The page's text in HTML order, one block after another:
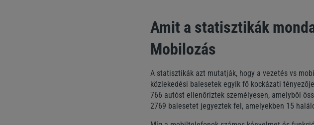
Amit a statisztikák
Mobilozás
A statisztikák azt mutatják, hogy a vezetés vs
közlekedési balesetek egyik fő kockázati
766 autóst ellenőriztek személyesen, amelyből
2769 balesetet jegyeztek fel, amelyekben 15